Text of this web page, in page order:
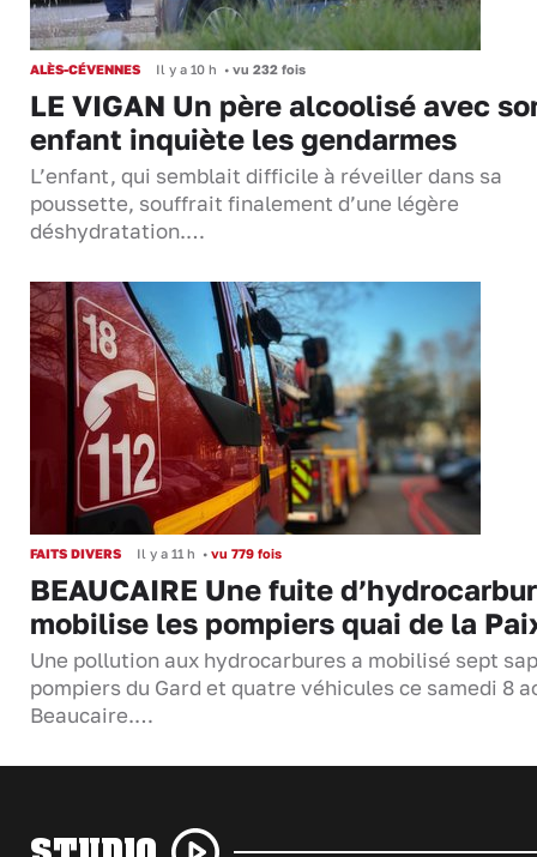
ALÈS-CÉVENNES Il y a 10 h • vu 232 fois
LE VIGAN Un père alcoolisé avec
enfant inquiète les gendarmes
L’enfant, qui semblait difficile à réveiller dans sa
poussette, souffrait finalement d’une légère
déshydratation.…
FAITS DIVERS Il y a 11 h • vu 779 fois
BEAUCAIRE Une fuite
mobilise les pompiers quai de la
Une pollution aux hydrocarbures a mobilisé sept
pompiers du Gard et quatre véhicules ce samedi 8
Beaucaire.…